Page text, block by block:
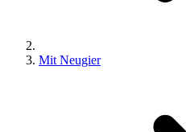
Mit Neugier